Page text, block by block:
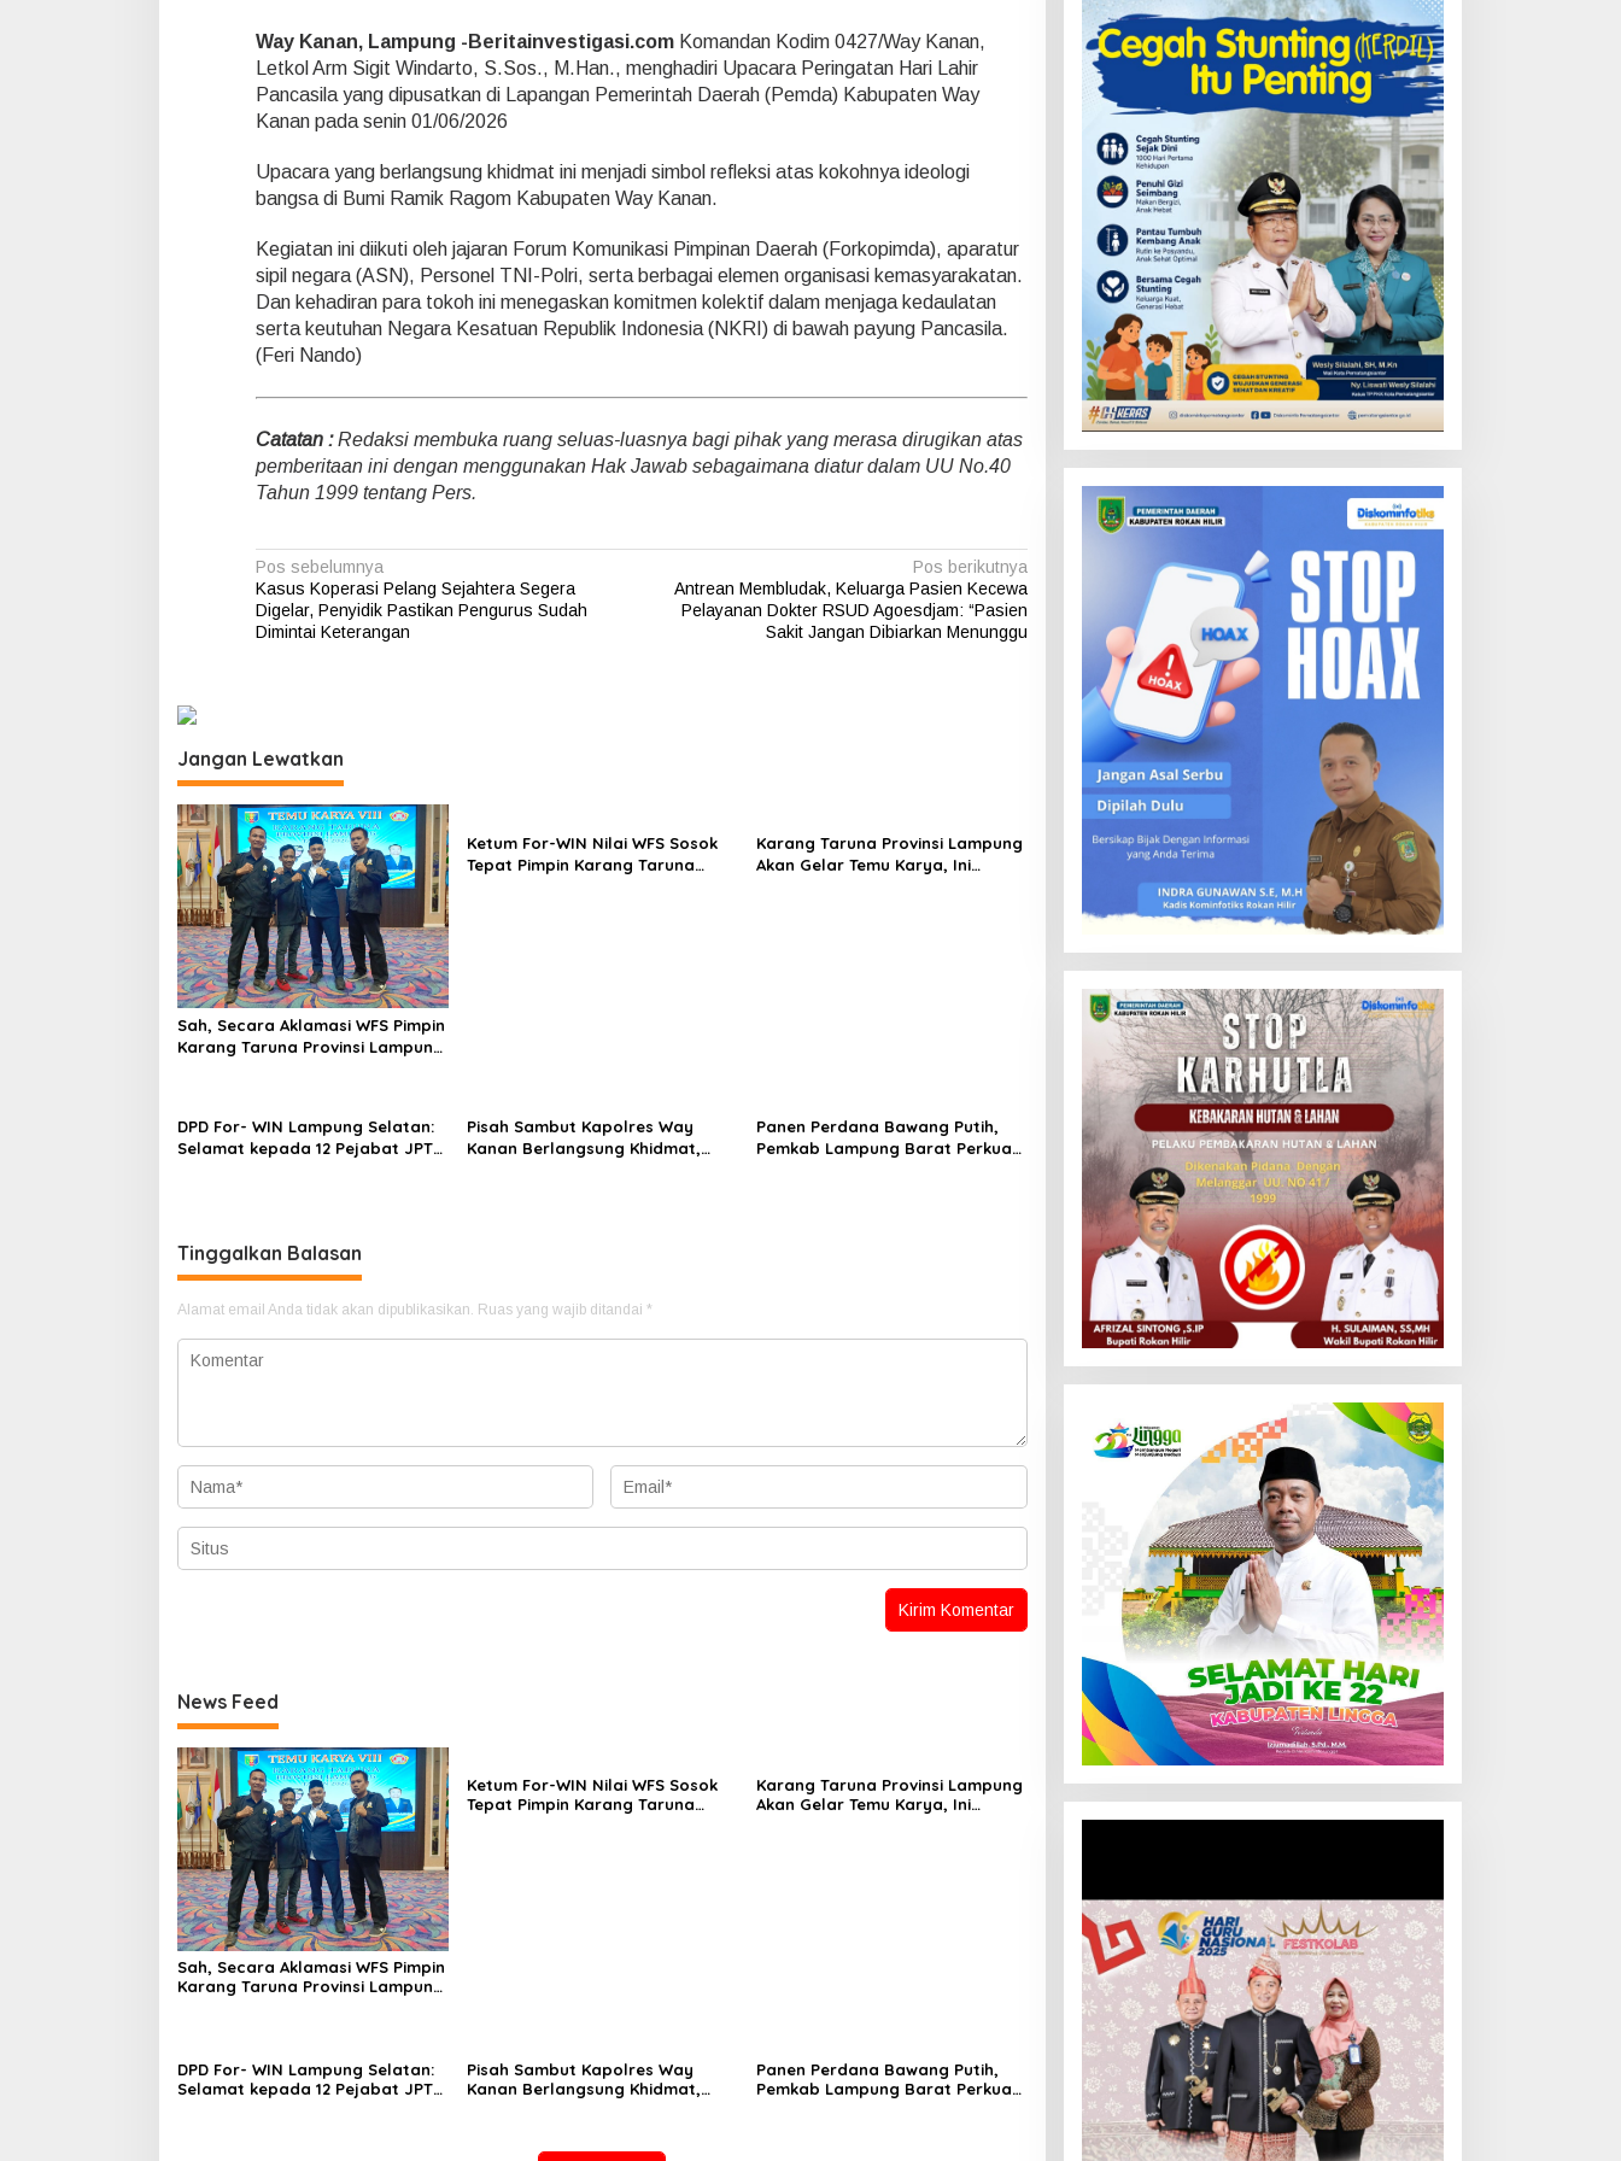
a
n
H
a
d
r
i
r
i
n
g
H
a
r
i
i
r
Way Kanan, Lampung -Beritainvestigasi.com Komandan Kodim 0427/Way Kanan,
Letkol Arm Sigit Windarto, S.Sos., M.Han., menghadiri Upacara Peringatan Hari Lahir
Pancasila yang dipusatkan di Lapangan Pemerintah Daerah (Pemda) Kabupaten Way
Kanan pada senin 01/06/2026
Upacara yang berlangsung khidmat ini menjadi simbol refleksi atas kokohnya ideologi
bangsa di Bumi Ramik Ragom Kabupaten Way Kanan.
Kegiatan ini diikuti oleh jajaran Forum Komunikasi Pimpinan Daerah (Forkopimda), aparatur
sipil negara (ASN), Personel TNI-Polri, serta berbagai elemen organisasi kemasyarakatan.
Dan kehadiran para tokoh ini menegaskan komitmen kolektif dalam menjaga kedaulatan
serta keutuhan Negara Kesatuan Republik Indonesia (NKRI) di bawah payung Pancasila.
(Feri Nando)
Catatan :Redaksi membuka ruang seluas-luasnya bagi pihak yang merasa dirugikan atas
pemberitaan ini dengan menggunakan Hak Jawab sebagaimana diatur dalam UU No.40
Tahun 1999 tentang Pers.
N
a
v
a
s
i
p
o
s
Pos sebelumnya
Kasus Koperasi Pelang Sejahtera Segera
Digelar, Penyidik Pastikan Pengurus Sudah
Dimintai Keterangan
Pos berikutnya
Antrean Membludak, Keluarga Pasien Kecewa
Pelayanan Dokter RSUD Agoesdjam: “Pasien
Sakit Jangan Dibiarkan Menunggu
Jangan Lewatkan
Sah, Secara Aklamasi WFS Pimpin
Karang Taruna Provinsi Lampung
Ketum For-WIN Nilai WFS Sosok
Tepat Pimpin Karang Taruna
Karang Taruna Provinsi Lampung
Akan Gelar Temu Karya, Ini
DPD For- WIN Lampung Selatan:
Selamat kepada 12 Pejabat JPTP
Pisah Sambut Kapolres Way
Kanan Berlangsung Khidmat,
Panen Perdana Bawang Putih,
Pemkab Lampung Barat Perkuat
Tinggalkan Balasan
Alamat email Anda tidak akan dipublikasikan. Ruas yang wajib ditandai *
News Feed
Sah, Secara Aklamasi WFS Pimpin
Karang Taruna Provinsi Lampung
Ketum For-WIN Nilai WFS Sosok
Tepat Pimpin Karang Taruna
Karang Taruna Provinsi Lampung
Akan Gelar Temu Karya, Ini
DPD For- WIN Lampung Selatan:
Selamat kepada 12 Pejabat JPTP
Pisah Sambut Kapolres Way
Kanan Berlangsung Khidmat,
Panen Perdana Bawang Putih,
Pemkab Lampung Barat Perkuat